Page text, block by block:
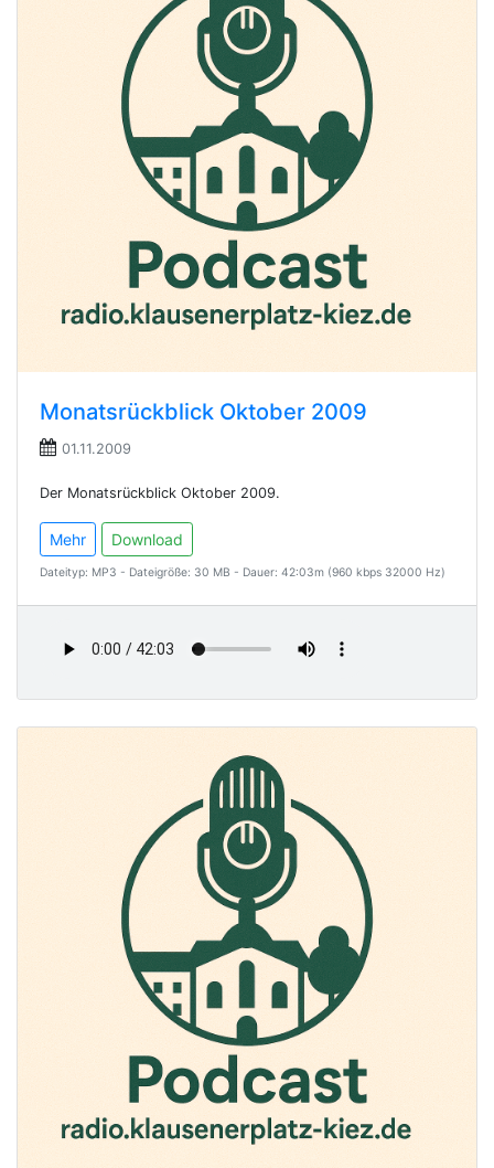
Monatsrückblick Oktober 2009
01.11.2009
Der Monatsrückblick Oktober 2009.
Mehr Download
Dateityp: MP3 - Dateigröße: 30 MB - Dauer: 42:03m (960 kbps 32000 Hz)